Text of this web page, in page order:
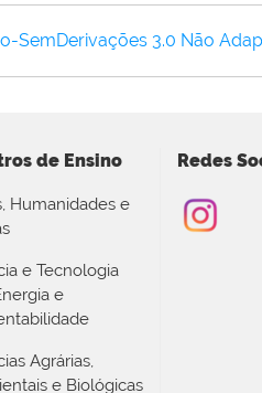
SemDerivações 3.0 Não
de Ensino
Humanidades e
e Tecnologia
e
Agrárias,
e Biológicas
Redes